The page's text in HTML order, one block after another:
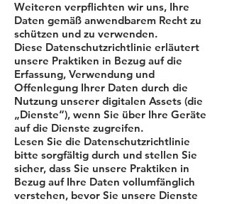
Weiteren verpflichten wir uns, Ihre
Daten gemäß anwendbarem Recht zu
schützen und zu verwenden.
Diese Datenschutzrichtlinie erläutert
unsere Praktiken in Bezug auf die
Erfassung, Verwendung und
Offenlegung Ihrer Daten durch die
Nutzung unserer digitalen Assets (die
„Dienste“), wenn Sie über Ihre Geräte
auf die Dienste zugreifen.
Lesen Sie die Datenschutzrichtlinie
bitte sorgfältig durch und stellen Sie
sicher, dass Sie unsere Praktiken in
Bezug auf Ihre Daten vollumfänglich
verstehen, bevor Sie unsere Dienste